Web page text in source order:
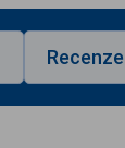
Recenze